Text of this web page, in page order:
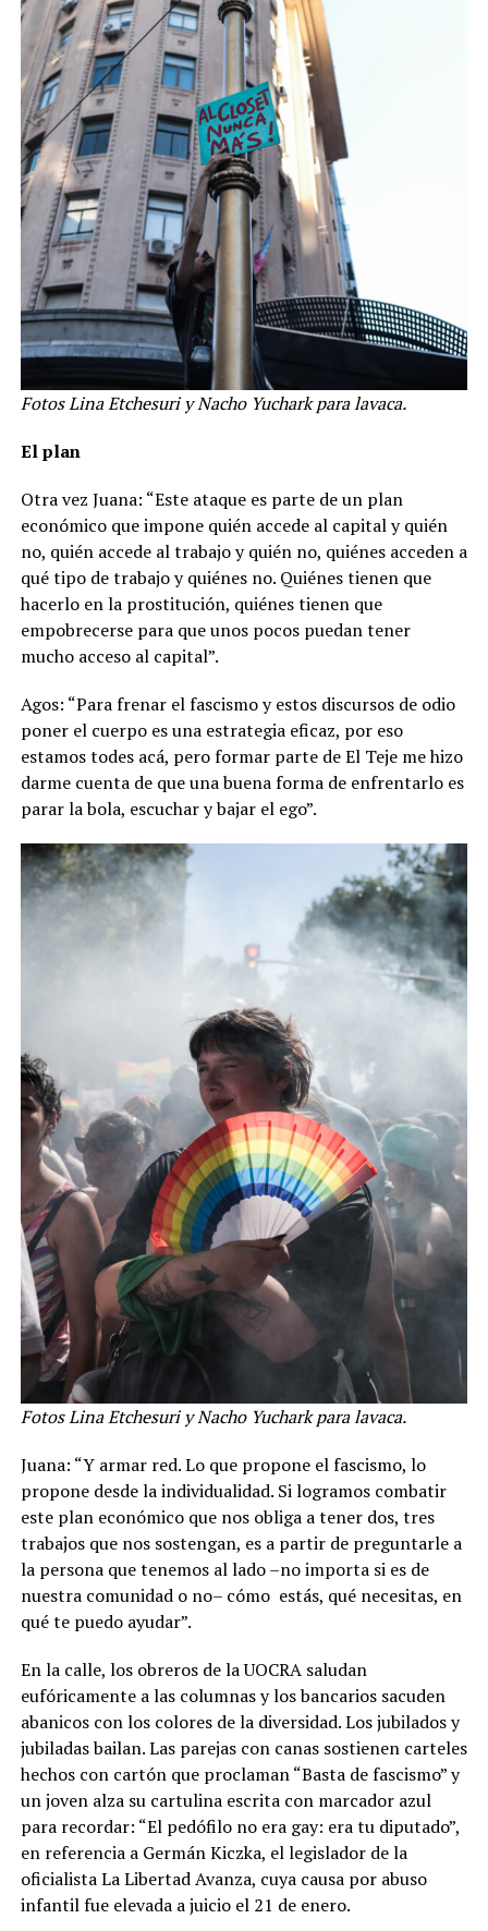
Fotos Lina Etchesuri y Nacho Yuchark para lavaca.
El plan
Otra vez Juana: “Este ataque es parte de un plan
económico que impone quién accede al capital y quién
no, quién accede al trabajo y quién no, quiénes acceden a
qué tipo de trabajo y quiénes no. Quiénes tienen que
hacerlo en la prostitución, quiénes tienen que
empobrecerse para que unos pocos puedan tener
mucho acceso al capital”.
Agos: “Para frenar el fascismo y estos discursos de odio
poner el cuerpo es una estrategia eficaz, por eso
estamos todes acá, pero formar parte de El Teje me hizo
darme cuenta de que una buena forma de enfrentarlo es
parar la bola, escuchar y bajar el ego”.
Fotos Lina Etchesuri y Nacho Yuchark para lavaca.
Juana: “Y armar red. Lo que propone el fascismo, lo
propone desde la individualidad. Si logramos combatir
este plan económico que nos obliga a tener dos, tres
trabajos que nos sostengan, es a partir de preguntarle a
la persona que tenemos al lado –no importa si es de
nuestra comunidad o no– cómo estás, qué necesitas, en
qué te puedo ayudar”.
En la calle, los obreros de la UOCRA saludan
eufóricamente a las columnas y los bancarios sacuden
abanicos con los colores de la diversidad. Los jubilados y
jubiladas bailan. Las parejas con canas sostienen carteles
hechos con cartón que proclaman “Basta de fascismo” y
un joven alza su cartulina escrita con marcador azul
para recordar: “El pedófilo no era gay: era tu diputado”,
en referencia a Germán Kiczka, el legislador de la
oficialista La Libertad Avanza, cuya causa por abuso
infantil fue elevada a juicio el 21 de enero.